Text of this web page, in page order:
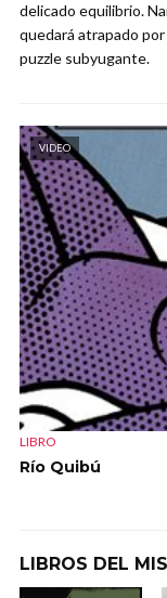
delicado equilibrio.
quedará atrapado
puzzle subyugante.
VIDEO
LIBRO
Río Quibú
LIBROS DEL